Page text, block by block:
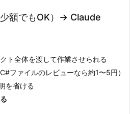
額でもOK）→ Claude
ト全体を渡して作業させられる
ファイルのレビューなら約1〜5円）
を省ける